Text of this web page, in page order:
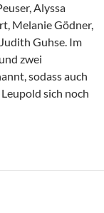
Alyssa
Melanie Gödner,
Guhse. Im
zwei
sodass auch
sich noch